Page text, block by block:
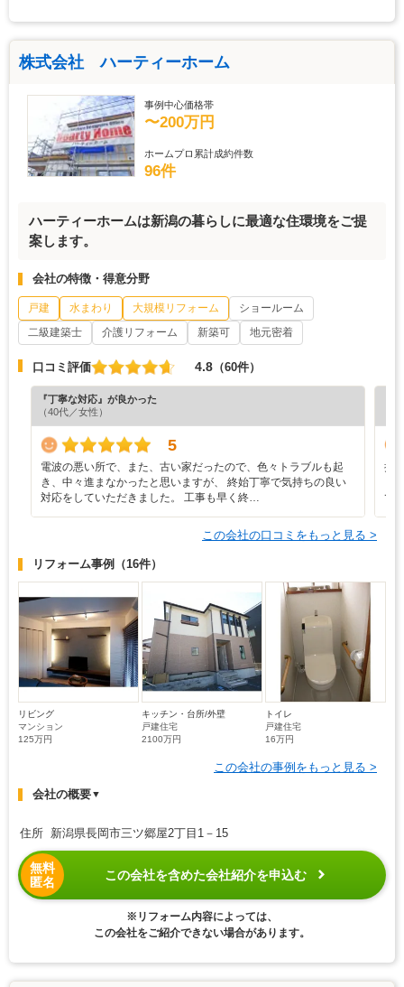
株式会社 ハーティーホーム
事例中心価格帯
〜200万円
ホームプロ累計成約件数
96件
ハーティーホームは新潟の暮らしに最適な住環境をご提
案します。
会社の特徴・得意分野
戸建 水まわり 大規模リフォーム
ショールーム
二級建築士
介護リフォーム 新築可 地元密着
口コミ評価 4.8 （60件）
『丁寧な対応』が良かった
（40代／女性）
5
電波の悪い所で、また、古い家だったので、色々トラブルも起
き、中々進まなかったと思いますが、 終始丁寧で気持ちの良い
対応をしていただきました。 工事も早く終…
担
て
この会社の口コミをもっと見る >
リフォーム事例 （16件）
リビング
マンション
125万円
キッチン・台所/外壁
戸建住宅
2100万円
トイレ
戸建住宅
16万円
この会社の事例をもっと見る >
会社の概要▼
住所 新潟県長岡市三ツ郷屋2丁目1－15
無料
匿名
この会社を含めた会社紹介を申込む
※リフォーム内容によっては、
この会社をご紹介できない場合があります。